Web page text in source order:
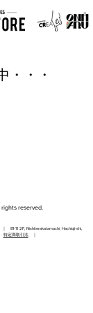
・・・
reserved.
11 2F, Nishiterakatamachi, Hachioji-shi,
特定商取引法｜